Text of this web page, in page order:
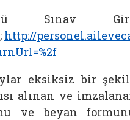
Sınav
http://
eksiksiz bir
alınan ve
ve beyan